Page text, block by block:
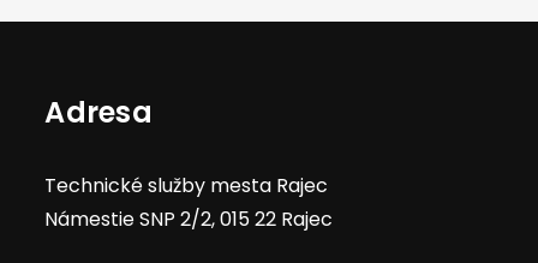
Adresa
Technické služby mesta Rajec
Námestie SNP 2/2, 015 22 Rajec